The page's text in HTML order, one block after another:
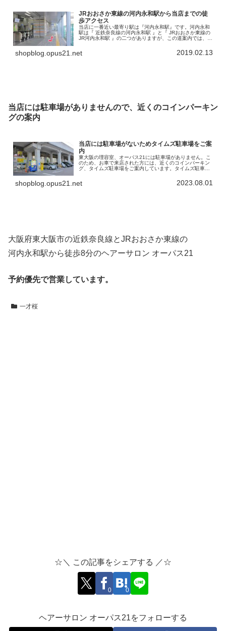
JRおおさか東線の河内永和駅から当店までの徒
歩アクセス
当店に一番近い最寄り駅は『河内永和駅』です。河内永和
駅は『 近鉄奈良線の河内永和駅 』と『 JRおおさか東線の
JR河内永和駅 』の二つがありますが、この道案内では、
shopblog.opus21.net 2019.02.13
当店には駐車場がありませんので、近くのコインパーキン
グの案内
当店には駐車場がないためタイムズ駐車場をご案
内
東大阪の理容室、オーパス21には駐車場がありません。こ
のため、お車で来店された方には、近くのコインパーキン
グ、タイムズ駐車場をご案内しています。タイムズ駐車場
shopblog.opus21.net 2023.08.01
大阪府東大阪市の近鉄奈良線とJRおおさか東線の
河内永和駅から徒歩8分のヘアーサロン オーパス21
予約優先で営業しています。
一才桜
☆＼ この記事をシェアする ／☆
0 0
ヘアーサロン オーパス21をフォローする